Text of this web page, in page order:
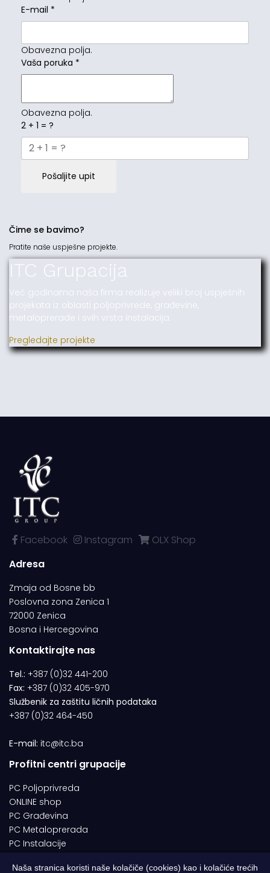
E-mail *
Obavezna polja.
Vaša poruka *
Obavezna polja.
2 + 1 = ?
Pošaljite upit
Čime se bavimo?
Pratite naše uspješne projekte.
ITC Grupacija
Već godinama naša firma realizuje veliki broj uspješnih
projekata iz oblasti poljoprivrede, građevine,
metaloprerade i svih vrsta instalacija.
Pregledajte projekte
Facebook Instagram
OLX Shop
Adresa
Zmaja od Bosne bb
Poslovna zona Zenica 1
72000 Zenica
Bosna i Hercegovina
Kontaktirajte nas
Tel.: +387 (0)32 441-200
Fax: +387 (0)32 405-970
Službenik za zaštitu ličnih podataka
+387 (0)32 464-450
E-mail: itc@itc.ba
Profitni centri grupacije
PC Poljoprivreda
ONLINE shop
PC Građevina
PC Metaloprerada
PC Instalacije
Naša stranica koristi naše kolačiče (cookies) kao i kolačiće trećih